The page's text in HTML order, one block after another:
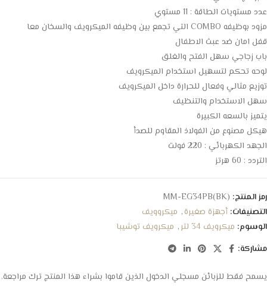
عدد مستويات الطاقة : 11 مستوي
مزود بوظيفه COMBO التي تجمع بين وظيفه الميكرويف والسخان معا
قفل امان ضد عبث الاطفال
باب زجاجي سهل الفتح والغلق
لوحه تحكم لتسهيل استخدام الميكرويف
توزيع مثالي وفعال للحرارة داخل الميكرويف
سهل الاستخدام والتنظيف
يتميز بالسعه الكبيرة
هيكل مصنوع من الفولاذ المقاوم للصدأ
الجهد الكهربائي : 220 فولت
التردد : 60 هرتز
رمز المنتج: MM-EG34PB(BK)
التصنيفات: أجهزة صغيرة, ميكروويف
الوسوم: ميكرويف 34 لتر , ميكرويف توشيبا
مشاركة:
يسمح فقط للزبائن مسجلي الدخول الذين قاموا بشراء هذا المنتج ترك مراجعة.